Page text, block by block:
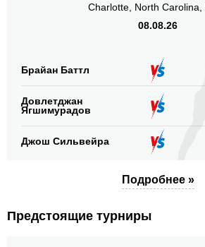
Charlotte, North Carolina,
08.08.26
Брайан Баттл
Довлетджан
Ягшимурадов
Джош Сильвейра
Подробнее »
Предстоящие турниры